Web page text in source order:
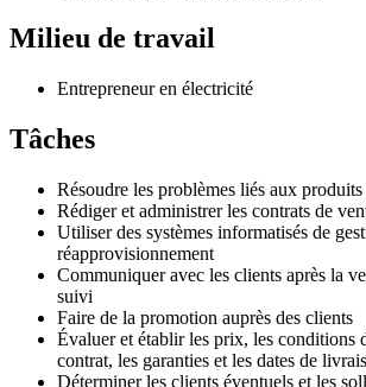
Milieu de travail
Entrepreneur en électricité
Tâches
Résoudre les problèmes liés aux
Rédiger et administrer les contrats de
Utiliser des systèmes informatisés de
réapprovisionnement
Communiquer avec les clients après la
suivi
Faire de la promotion auprès des clients
Évaluer et établir les prix, les conditions
contrat, les garanties et les dates de
Déterminer les clients éventuels et les